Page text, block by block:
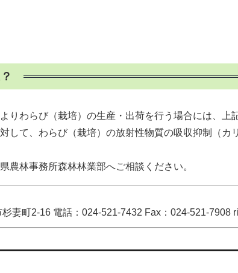
？
わらび（栽培）の生産・出荷を行う場合には、上
て、わらび（栽培）の放射性物質の吸収抑制（カ
林事務所森林林業部へご相談ください。
妻町2-16 電話：024-521-7432 Fax：024-521-7908